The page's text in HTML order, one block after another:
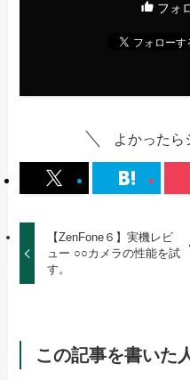
フォ
よかったら
【ZenFone６】実機レビ
ュー ○○カメラの性能を試
す。
この記事を書いた